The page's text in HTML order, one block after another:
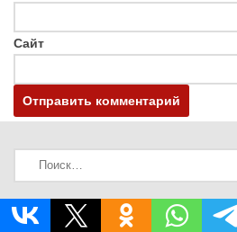
Сайт
Найти: